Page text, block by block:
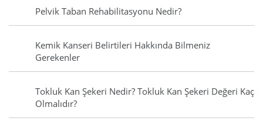
Pelvik Taban Rehabilitasyonu Nedir?
Kemik Kanseri Belirtileri Hakkında Bilmeniz
Gerekenler
Tokluk Kan Şekeri Nedir? Tokluk Kan Şekeri Değeri Kaç
Olmalıdır?